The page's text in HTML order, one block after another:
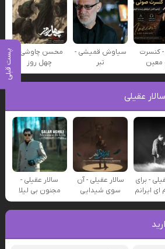
پست قبلی
کنسرت
معین
سیاوش قمیشی -
تبر
محسن چاوشی -
چهل روز
عقیلی
- برای
ای ایرانم
سالار عقیلی - آن
سوی شیدایی
سالار عقیلی -
مجنون بی لیلا